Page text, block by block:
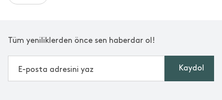
Tüm yeniliklerden önce sen haberdar ol!
Kaydol